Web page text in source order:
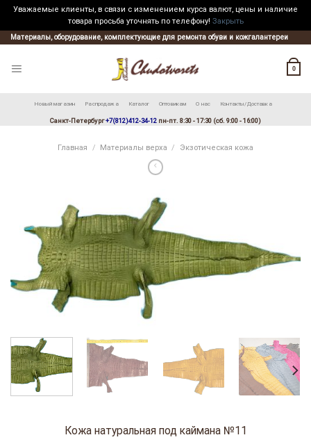
Уважаемые клиенты, в связи с изменением курса валют, цены и наличие
товара просьба уточнять по телефону! Закрыть
Skip
to
Материалы, оборудование, комплектующие для ремонта обуви и кожгалантереи
0
Новый магазин Распродажа Каталог Оптовикам О нас Контакты/Доставка
Санкт-Петербург+7(812)412-34-12 пн-пт. 8:30 - 17:30 (сб. 9:00 - 16:00)
Главная / Материалы верха / Экзотическая кожа
Кожа натуральная под каймана №11